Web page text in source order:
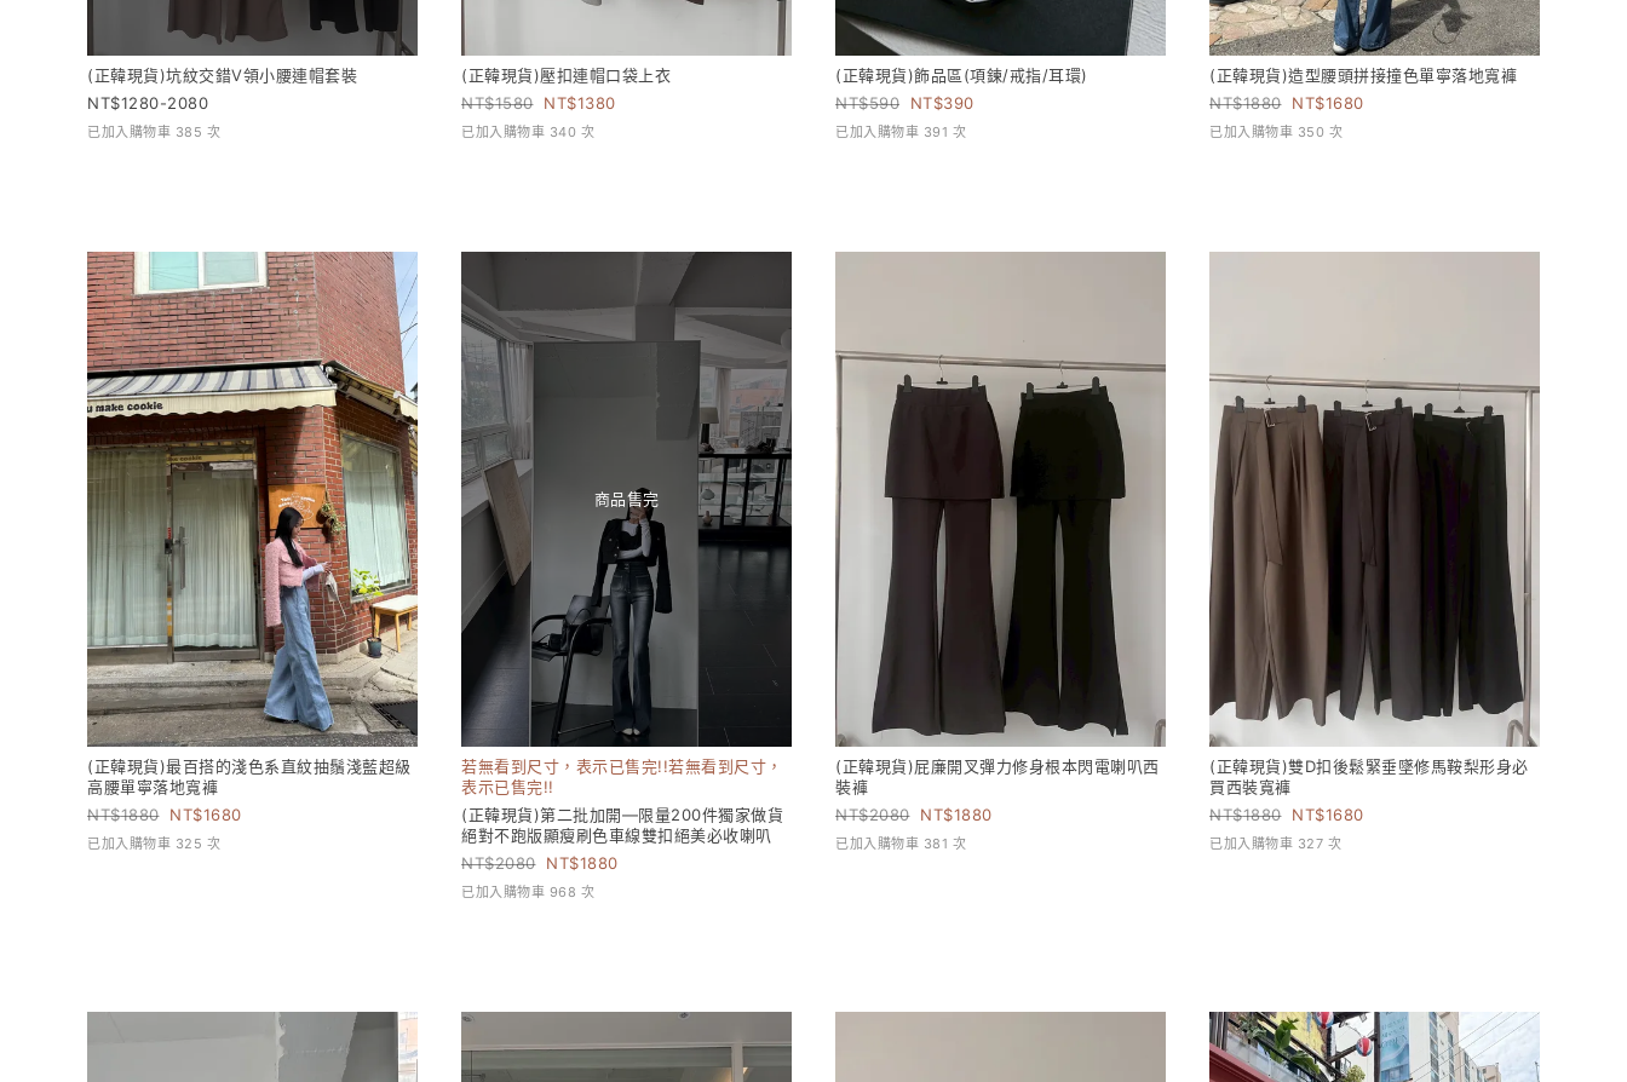
(正韓現貨)坑紋交錯V領小腰連帽套裝
1280-2080
已加入購物車 385 次
(正韓現貨)壓扣連帽口袋上衣
1580
1380
已加入購物車 340 次
(正韓現貨)飾品區(項鍊/戒指/耳環)
590
390
已加入購物車 391 次
(正韓現貨)造型腰頭拼接撞色單寧落地寬褲
1880
1680
已加入購物車 350 次
(正韓現貨)最百搭的淺色系直紋抽鬚淺藍超級
高腰單寧落地寬褲
1880
1680
已加入購物車 325 次
商品售完
若無看到尺寸，表示已售完!!若無看到尺寸，
表示已售完!!
(正韓現貨)第二批加開—限量200件獨家做貨
絕對不跑版顯瘦刷色車線雙扣絕美必收喇叭
2080
1880
已加入購物車 968 次
(正韓現貨)屁廉開叉彈力修身根本閃電喇叭西
裝褲
2080
1880
已加入購物車 381 次
(正韓現貨)雙D扣後鬆緊垂墜修馬鞍梨形身必
買西裝寬褲
1880
1680
已加入購物車 327 次